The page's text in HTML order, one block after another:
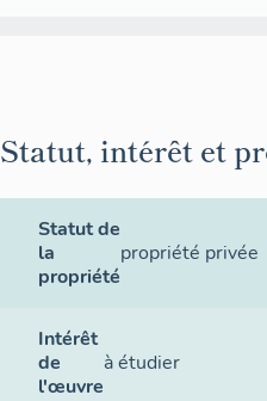
Statut, intérêt et
Statut de
la
propriété
propriété privée
Intérêt
de
l'œuvre
à étudier